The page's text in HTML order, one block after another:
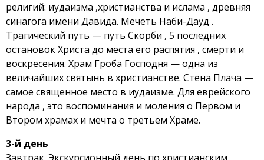
религий: иудаизма ,христианства и ислама , древняя
синагога имени Давида. Мечеть Наби-Дауд .
Трагический путь — путь Скорби , 5 последних
остановок Христа до места его распятия , смерти и
воскресения. Храм Гроба Господня — одна из
величайших святынь в христианстве. Стена Плача —
самое священное место в иудаизме. Для еврейского
народа , это воспоминания и моления о Первом и
Втором храмах и мечта о третьем Храме.
3-й день